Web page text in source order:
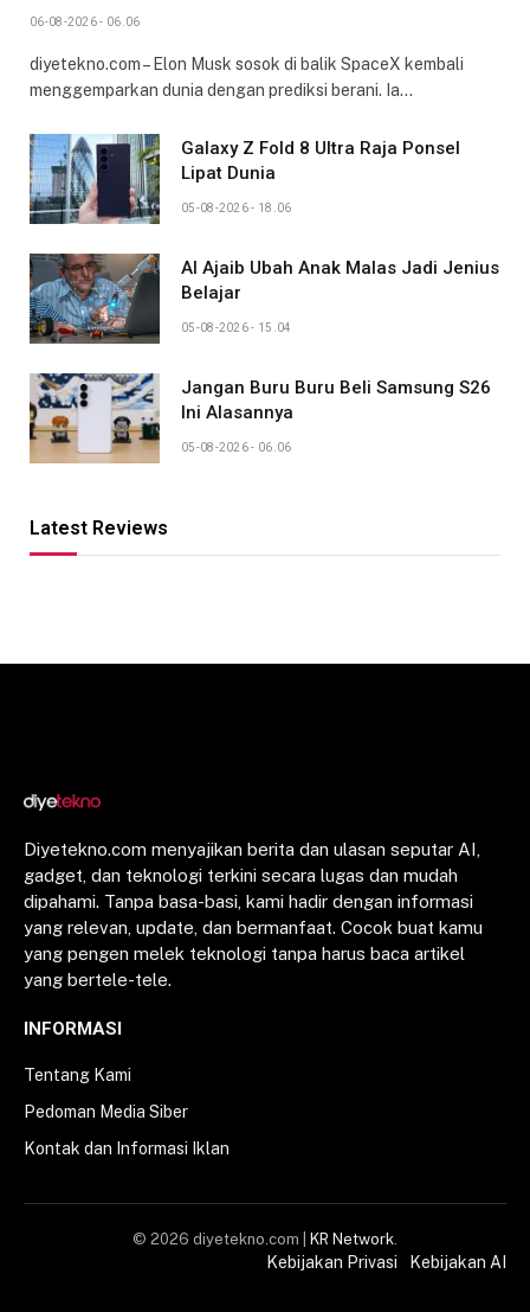
06-08-2026 - 06.06
diyetekno.com – Elon Musk sosok di balik SpaceX kembali
menggemparkan dunia dengan prediksi berani. Ia…
Galaxy Z Fold 8 Ultra Raja Ponsel
Lipat Dunia
05-08-2026 - 18.06
AI Ajaib Ubah Anak Malas Jadi Jenius
Belajar
05-08-2026 - 15.04
Jangan Buru Buru Beli Samsung S26
Ini Alasannya
05-08-2026 - 06.06
Latest Reviews
Diyetekno.com menyajikan berita dan ulasan seputar AI,
gadget, dan teknologi terkini secara lugas dan mudah
dipahami. Tanpa basa-basi, kami hadir dengan informasi
yang relevan, update, dan bermanfaat. Cocok buat kamu
yang pengen melek teknologi tanpa harus baca artikel
yang bertele-tele.
INFORMASI
Tentang Kami
Pedoman Media Siber
Kontak dan Informasi Iklan
© 2026 diyetekno.com | KR Network.
Kebijakan Privasi Kebijakan AI